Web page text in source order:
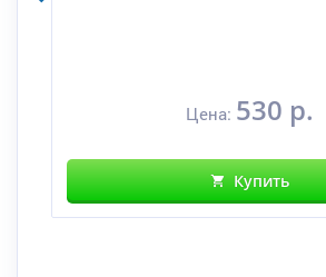
Цена: 530 р.
Купить